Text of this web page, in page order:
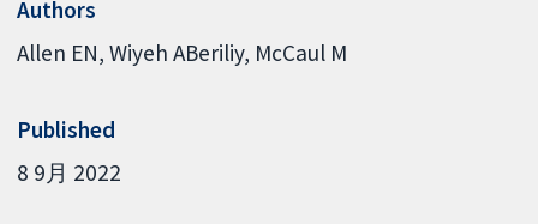
Authors
Allen EN Wiyeh ABeriliy McCaul M
Published
8 9月 2022